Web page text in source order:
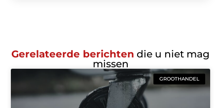
Gerelateerde berichten die u niet mag
missen
GROOTHANDEL